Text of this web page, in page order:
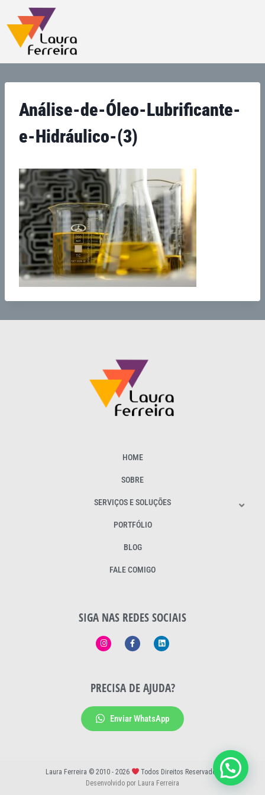
Análise-de-Óleo-Lubrificante-
e-Hidráulico-(3)
HOME
SOBRE
SERVIÇOS E SOLUÇÕES
PORTFÓLIO
BLOG
FALE COMIGO
SIGA NAS REDES SOCIAIS
PRECISA DE AJUDA?
Enviar WhatsApp
Laura Ferreira © 2010 - 2026
Todos Direitos Reservados
Desenvolvido por Laura Ferreira